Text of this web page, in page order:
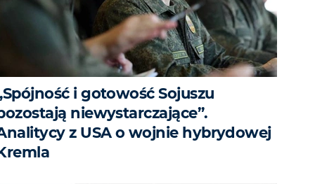
i gotowość Sojuszu
niewystarczające”.
z USA o wojnie hybrydowej